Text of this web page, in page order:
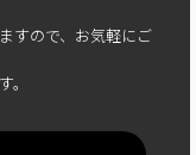
すので、お気軽にご